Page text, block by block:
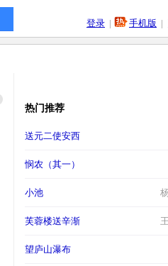
登录 | 手机版 |
热门推荐
送元二使安西
悯农（其一）
小池
芙蓉楼送辛渐
望庐山瀑布